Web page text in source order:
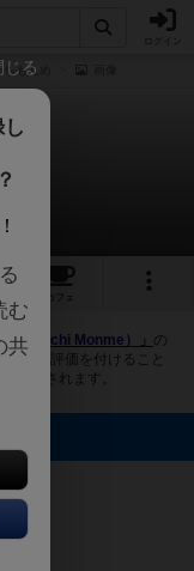
もんめ
カフェ
Hana Ichi Monme）」 の
画像に評価を付けること
表示されます。
じる
む
共